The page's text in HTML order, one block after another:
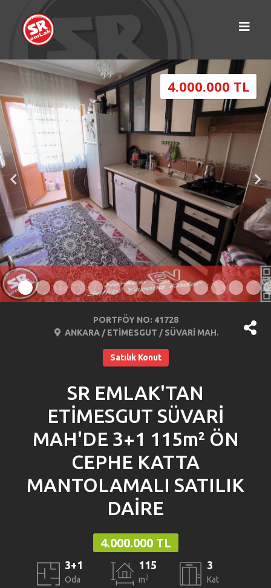
4.000.000 TL
PORTFÖY NO: 41728
ANKARA / ETİMESGUT / SÜVARİ MAH.
Satılık Konut
SR EMLAK'TAN
ETİMESGUT SÜVARİ
MAH'DE 3+1 115m² ÖN
CEPHE KATTA
MANTOLAMALI SATILIK
DAİRE
4.000.000 TL
3+1
Oda
115
m2
3
Kat